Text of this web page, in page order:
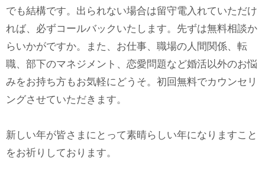
でも結構です。出られない場合は留守電入れていただけ
れば、必ずコールバックいたします。先ずは無料相談か
らいかがですか。また、お仕事、職場の人間関係、転
職、部下のマネジメント、恋愛問題など婚活以外のお悩
みをお持ち方もお気軽にどうそ。初回無料でカウンセリ
ングさせていただきます。
新しい年が皆さまにとって素晴らしい年になりますこと
をお祈りしております。